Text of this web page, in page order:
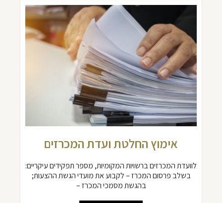
אימוץ החלטת ועדת המכרזים
לוועדת המכרזים ברשויות המקומיות, מספר תפקידים עיקריים:
בשלב פרסום המכרז – לקבוע את מועדי הגשת ההצעות;
בהגשת מסמכי המכרז –